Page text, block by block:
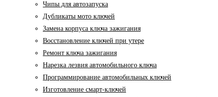
Чипы для автозапуска
Дубликаты мото ключей
Замена корпуса ключа зажигания
Восстановление ключей при утере
Ремонт ключа зажигания
Нарезка лезвия автомобильного ключа
Программирование автомобильных ключей
Изготовление смарт-ключей